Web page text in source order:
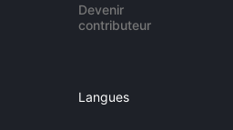
Devenir
contributeur
Langues